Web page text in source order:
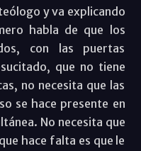
y va explicando
habla de que los
con las puertas
que no tiene
no necesita que las
se hace presente en
No necesita que
hace falta es que le